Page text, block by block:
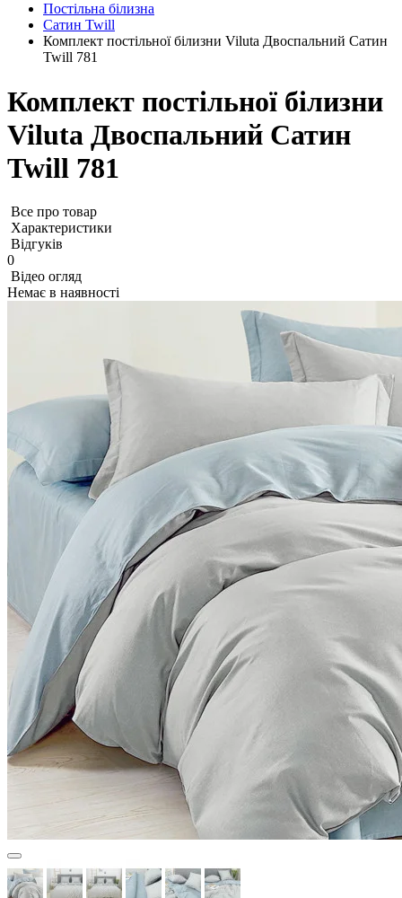
Постільна білизна
Сатин Twill
Комплект постільної білизни Viluta Двоспальний Сатин
Twill 781
Комплект постільної білизни
Viluta Двоспальний Сатин
Twill 781
Все про товар
Характеристики
Відгуків
0
Відео огляд
Немає в наявності